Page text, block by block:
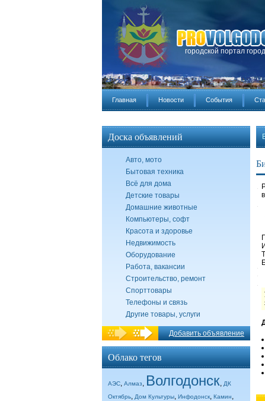
городской портал
Главная Новости События
Доска объявлений
Авто, мото
Бытовая техника
Всё для дома
Детские товары
Домашние животные
Компьютеры, софт
Красота и здоровье
Недвижимость
Оборудование
Работа, вакансии
Строительство, ремонт
Спорттовары
Телефоны и связь
Другие товары, услуги
Добавить объявление
Облако тегов
АЭС, Алмаз, Волгодонск, ДК
Октябрь, Дом Культуры, Инфодонск, Камин,